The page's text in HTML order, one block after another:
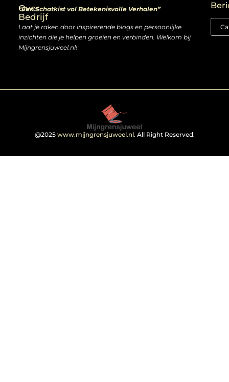
Over
Bedrijf
“Een Schatkist vol Betekenisvolle Verhalen”
Laat je raken door inspirerende blogs en persoonlijke
inzichten die je helpen groeien en verbinden. Welkom bij
Mijngrensjuweel.nl!
@2025 www.mijngrensjuweel.nl. All Right Reserved.